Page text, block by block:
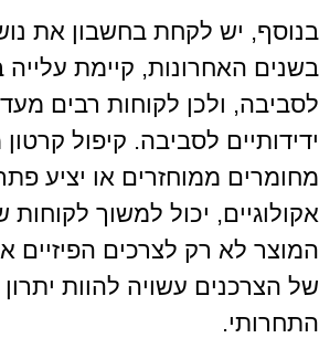
בנוסף, יש לקחת בחשבון את
בשנים האחרונות, קיימת עלייה
לסביבה, ולכן לקוחות רבים
ידידותיים לסביבה. קיפול
מחומרים ממוחזרים או יציע
אקולוגיים, יכול למשוך
המוצר לא רק לצרכים הפיזיים
של הצרכנים עשויה להוות
התחרותי.